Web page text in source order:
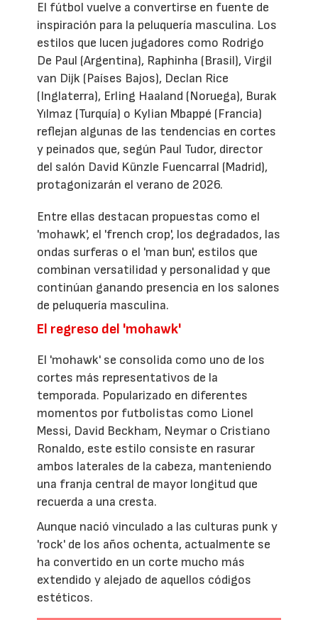
El fútbol vuelve a convertirse en fuente de
inspiración para la peluquería masculina. Los
estilos que lucen jugadores como Rodrigo
De Paul (Argentina), Raphinha (Brasil), Virgil
van Dijk (Países Bajos), Declan Rice
(Inglaterra), Erling Haaland (Noruega), Burak
Yılmaz (Turquía) o Kylian Mbappé (Francia)
reflejan algunas de las tendencias en cortes
y peinados que, según Paul Tudor, director
del salón David Künzle Fuencarral (Madrid),
protagonizarán el verano de 2026.
Entre ellas destacan propuestas como el
'mohawk', el 'french crop', los degradados, las
ondas surferas o el 'man bun', estilos que
combinan versatilidad y personalidad y que
continúan ganando presencia en los salones
de peluquería masculina.
El regreso del 'mohawk'
El 'mohawk' se consolida como uno de los
cortes más representativos de la
temporada. Popularizado en diferentes
momentos por futbolistas como Lionel
Messi, David Beckham, Neymar o Cristiano
Ronaldo, este estilo consiste en rasurar
ambos laterales de la cabeza, manteniendo
una franja central de mayor longitud que
recuerda a una cresta.
Aunque nació vinculado a las culturas punk y
'rock' de los años ochenta, actualmente se
ha convertido en un corte mucho más
extendido y alejado de aquellos códigos
estéticos.